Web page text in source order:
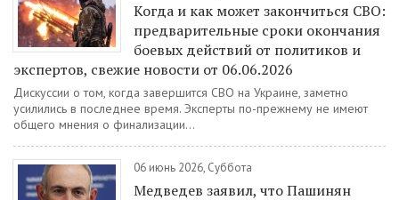
Когда и как может закончиться СВО:
предварительные сроки окончания
боевых действий от политиков и
экспертов, свежие новости от 06.06.2026
Дискуссии о том, когда завершится СВО на Украине, заметно
усилились в последнее время. Эксперты по-прежнему не имеют
общего мнения о финализации...
06 июнь 2026, Суббота
Медведев заявил, что Пашинян